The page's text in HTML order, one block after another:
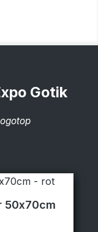
Gotik
50x70cm